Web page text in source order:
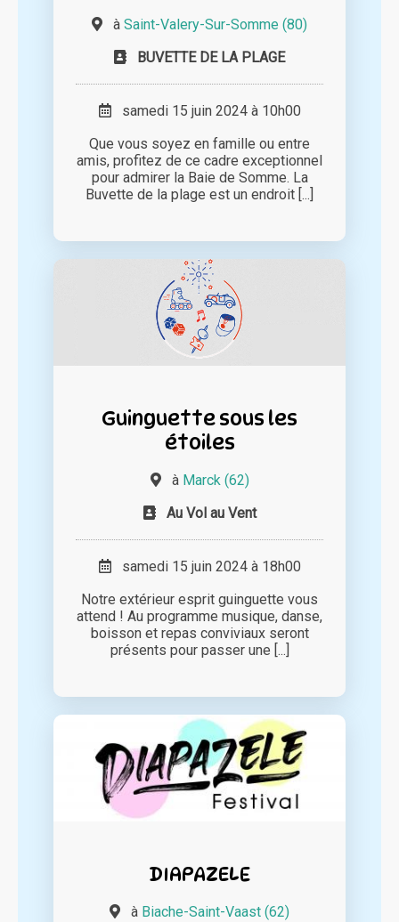
à Saint-Valery-Sur-Somme (80)
BUVETTE DE LA PLAGE
samedi 15 juin 2024 à 10h00
Que vous soyez en famille ou entre
amis, profitez de ce cadre exceptionnel
pour admirer la Baie de Somme. La
Buvette de la plage est un endroit [...]
Guinguette sous les
étoiles
à Marck (62)
Au Vol au Vent
samedi 15 juin 2024 à 18h00
Notre extérieur esprit guinguette vous
attend ! Au programme musique, danse,
boisson et repas conviviaux seront
présents pour passer une [...]
DIAPAZELE
à Biache-Saint-Vaast (62)